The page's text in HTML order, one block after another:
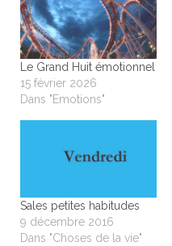
Le Grand Huit émotionnel
15 février 2026
Dans "Emotions"
Sales petites habitudes
9 décembre 2016
Dans "Choses de la vie"